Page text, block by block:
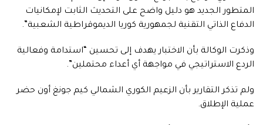
المتطور الجديد هو دليل واضح على التحديث الثابت لإمكانيات
الدفاع الذاتي التقنية لجمهورية كوريا الديموقراطية الشعبية”.
وذكرت الوكالة بأن الاختبار يهدف إلى تحسين “استدامة وفعالية
الردع الاستراتيجي في مواجهة أي أعداء محتملين”.
ولم تذكر التقارير بأن الزعيم الكوري الشمالي كيم جونغ أون حضر
عملية الإطلاق.